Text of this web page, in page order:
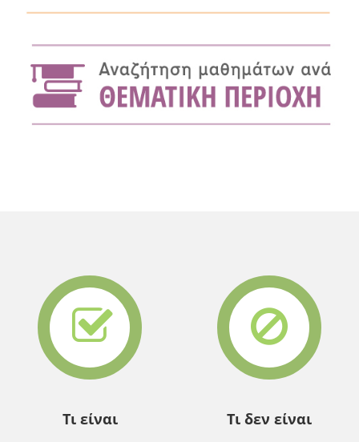
Τι είναι
Τι δεν είναι